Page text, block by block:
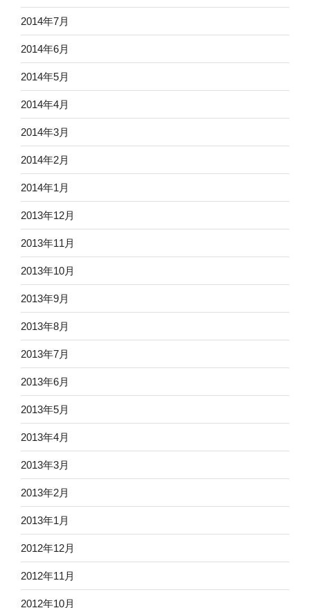
2014年7月
2014年6月
2014年5月
2014年4月
2014年3月
2014年2月
2014年1月
2013年12月
2013年11月
2013年10月
2013年9月
2013年8月
2013年7月
2013年6月
2013年5月
2013年4月
2013年3月
2013年2月
2013年1月
2012年12月
2012年11月
2012年10月